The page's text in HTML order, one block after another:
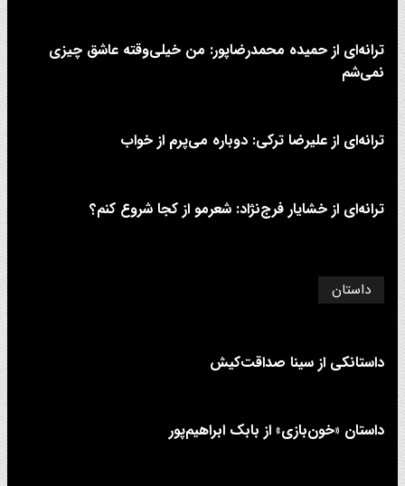
ترانه‌ای از حمیده محمدرضاپور: من خیلی‌وقته عاشق چیزی
نمی‌شم
ترانه‌ای از علیرضا ترکی: دوباره می‌پرم از خواب
ترانه‌ای از خشایار فرج‌نژاد: شعرمو از کجا شروع کنم؟
داستان
داستانکی از سینا صداقت‌کیش
داستان «خون‌بازی» از بابک ابراهیم‌پور